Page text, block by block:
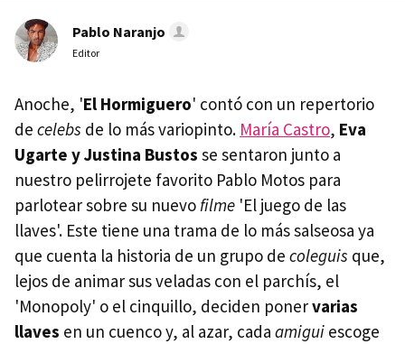
Pablo Naranjo
Editor
Anoche, 'El Hormiguero' contó con un repertorio
de celebs de lo más variopinto. María Castro, Eva
Ugarte y Justina Bustos se sentaron junto a
nuestro pelirrojete favorito Pablo Motos para
parlotear sobre su nuevo filme 'El juego de las
llaves'. Este tiene una trama de lo más salseosa ya
que cuenta la historia de un grupo de coleguis que,
lejos de animar sus veladas con el parchís, el
'Monopoly' o el cinquillo, deciden ponervarias
llaves en un cuenco y, al azar, cada amigui escoge